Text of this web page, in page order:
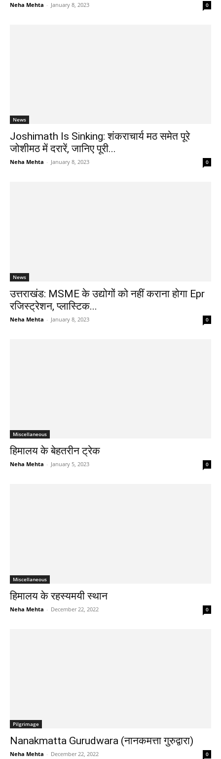
Neha Mehta - January 8, 2023 0
News
Joshimath Is Sinking: शंकराचार्य मठ समेत पूरे
जोशीमठ में दरारें, जानिए पूरी...
Neha Mehta - January 8, 2023 0
News
उत्तराखंड: MSME के उद्योगों को नहीं कराना होगा Epr
रजिस्ट्रेशन, प्लास्टिक...
Neha Mehta - January 8, 2023 0
Miscellaneous
हिमालय के बेहतरीन ट्रेक
Neha Mehta - January 5, 2023 0
Miscellaneous
हिमालय के रहस्यमयी स्थान
Neha Mehta - December 22, 2022 0
Pilgrimage
Nanakmatta Gurudwara (नानकमत्ता गुरुद्वारा)
Neha Mehta - December 22, 2022 0